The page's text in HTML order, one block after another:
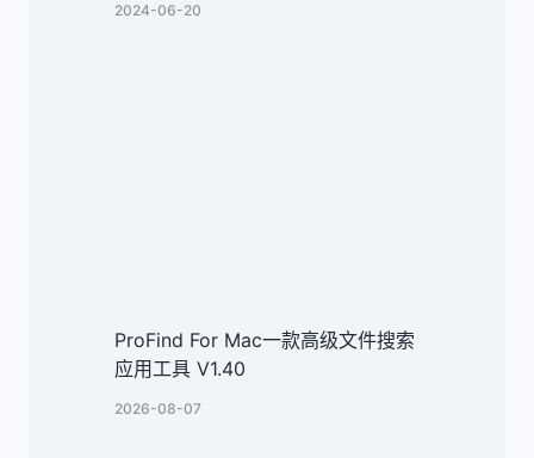
2024-06-20
ProFind For Mac一款高级文件搜索
应用工具 V1.40
2026-08-07